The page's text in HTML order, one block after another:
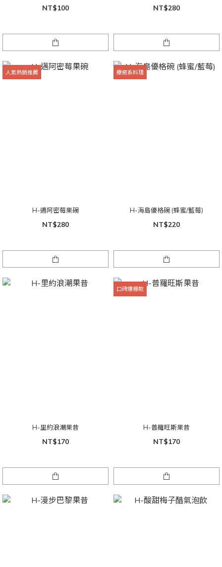
NT$100 NT$280
人氣熱銷推薦
H-邁阿密莓果碗
NT$280
療癒系料理
H-海島優格碗 (蜂蜜/藍莓)
NT$220
H-里約浪潮果昔
NT$170
口碑爆棚款
H-普羅旺斯果昔
NT$170